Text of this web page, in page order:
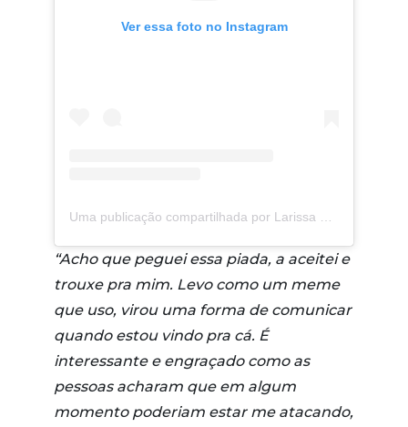
Ver essa foto no Instagram
“Acho que peguei essa piada, a aceitei e
trouxe pra mim. Levo como um meme
que uso, virou uma forma de comunicar
quando estou vindo pra cá. É
interessante e engraçado como as
pessoas acharam que em algum
momento poderiam estar me atacando,